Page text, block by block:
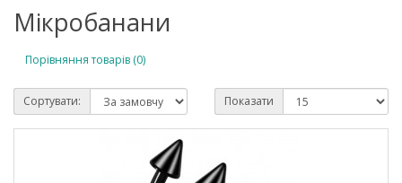
Мікробанани
Порівняння товарів (0)
Сортувати: Показати